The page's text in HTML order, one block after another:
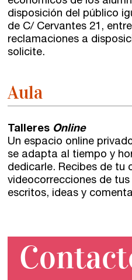
disposición del público
de C/ Cervantes 21,
reclamaciones a
solicite.
Aula
Talleres Online
Un espacio online
se adapta al tiempo y
dedicarle. Recibes de tu
videocorrecciones de
escritos, ideas y